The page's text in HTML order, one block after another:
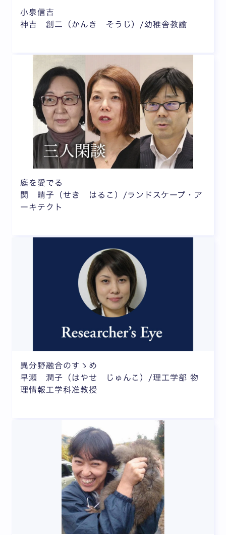
小泉信吉
神吉 創二（かんき そうじ）/幼稚舎教諭
庭を愛でる
関 晴子（せき はるこ）/ランドスケープ・ア
ーキテクト
異分野融合のすゝめ
早瀬 潤子（はやせ じゅんこ）/理工学部 物
理情報工学科准教授